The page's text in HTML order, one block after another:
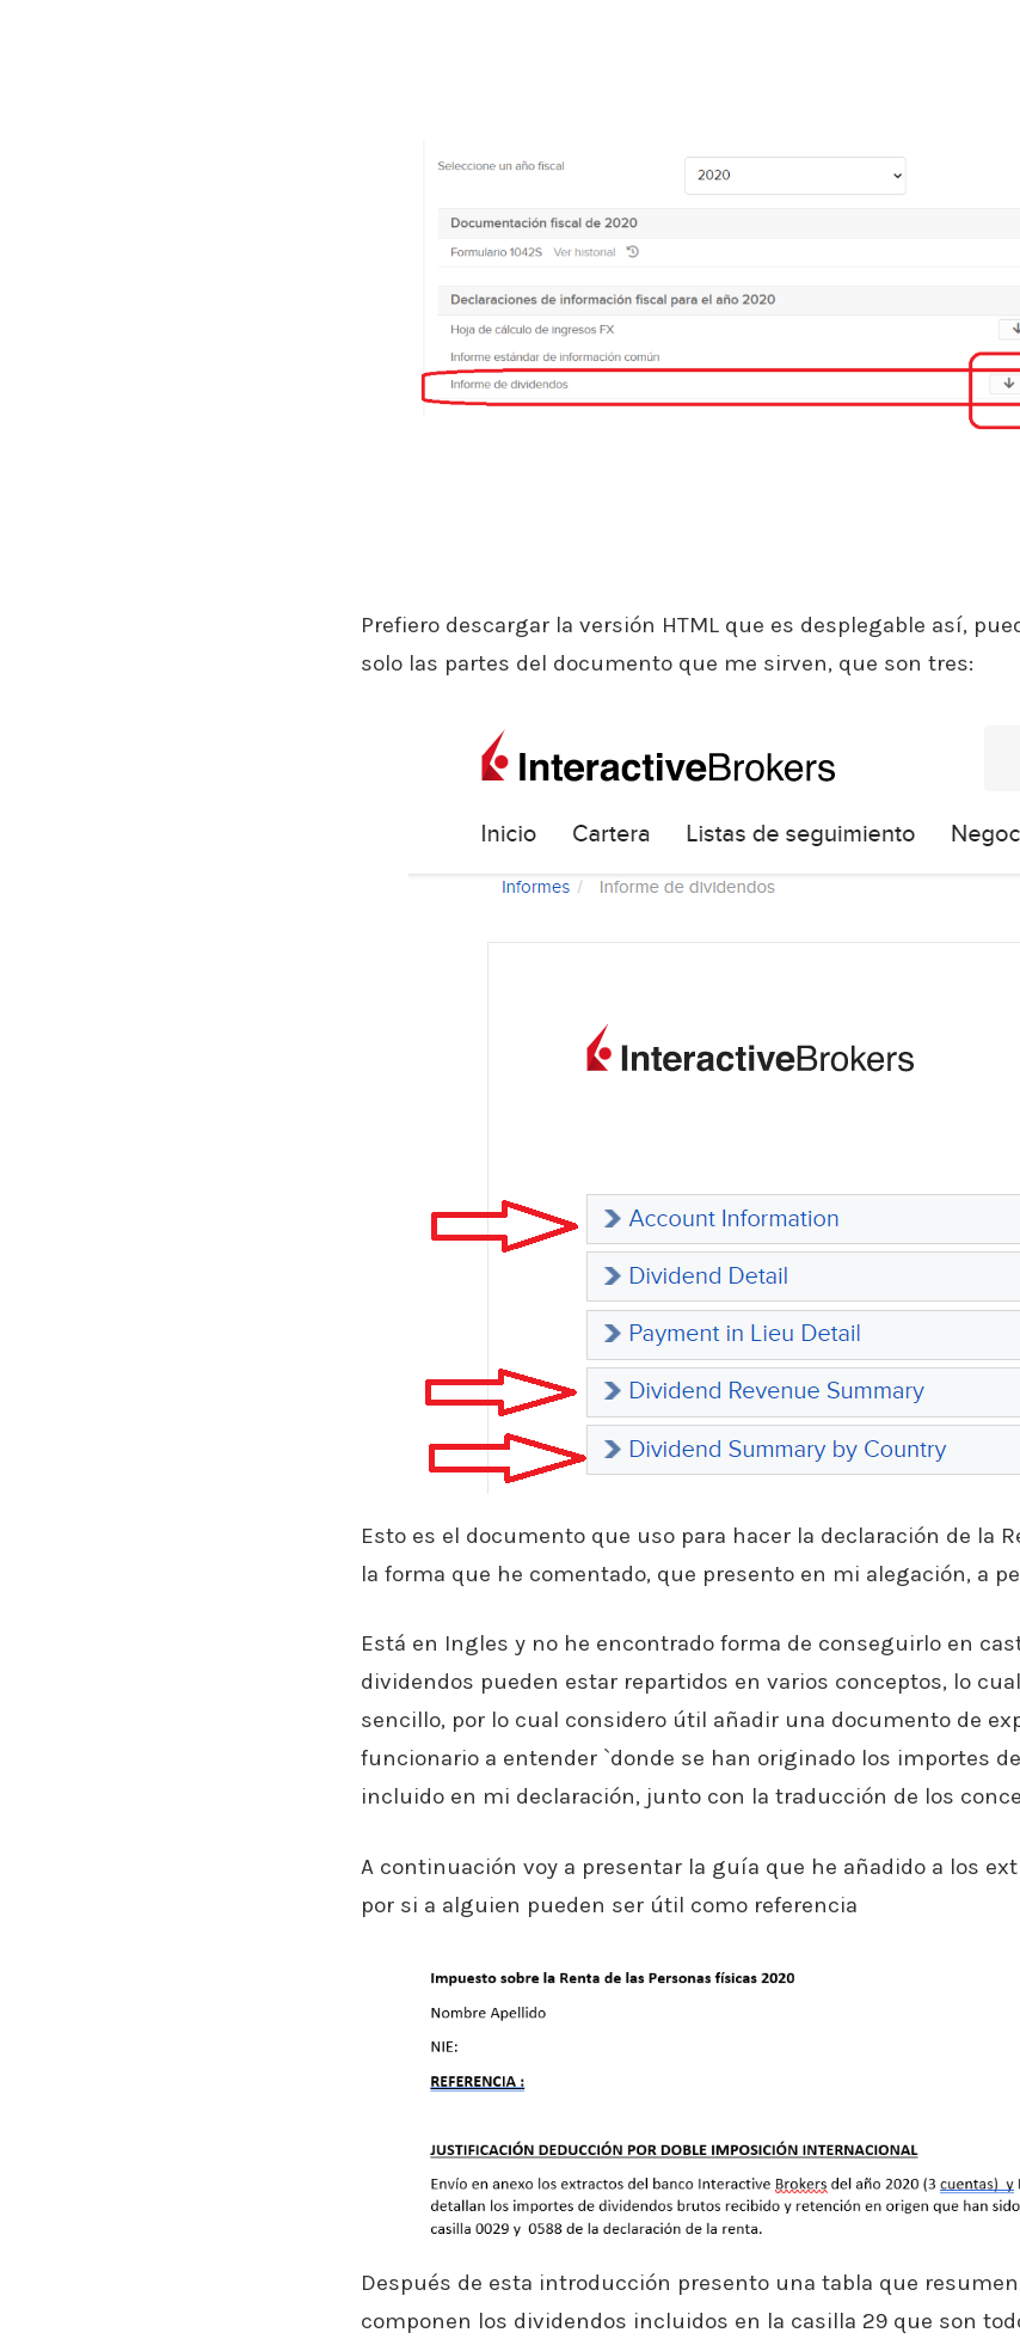
Prefiero descargar la versión HTML que es desplegable así,
solo las partes del documento que me sirven, que son tres:
Esto es el documento que uso para hacer la declaración de la
la forma que he comentado, que presento en mi alegación, a
Está en Ingles y no he encontrado forma de conseguirlo en
dividendos pueden estar repartidos en varios conceptos, lo
sencillo, por lo cual considero útil añadir una documento de
funcionario a entender `donde se han originado los importes
incluido en mi declaración, junto con la traducción de los
A continuación voy a presentar la guía que he añadido a los
por si a alguien pueden ser útil como referencia
Después de esta introducción presento una tabla que
componen los dividendos incluidos en la casilla 29 que son